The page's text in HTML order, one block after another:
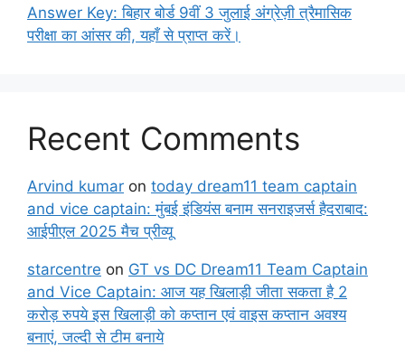
Answer Key: बिहार बोर्ड 9वीं 3 जुलाई अंग्रेज़ी त्रैमासिक
परीक्षा का आंसर की, यहाँ से प्राप्त करें।
Recent Comments
Arvind kumar on today dream11 team captain
and vice captain: मुंबई इंडियंस बनाम सनराइजर्स हैदराबाद:
आईपीएल 2025 मैच प्रीव्यू
starcentre on GT vs DC Dream11 Team Captain
and Vice Captain: आज यह खिलाड़ी जीता सकता है 2
करोड़ रुपये इस खिलाड़ी को कप्तान एवं वाइस कप्तान अवश्य
बनाएं, जल्दी से टीम बनाये